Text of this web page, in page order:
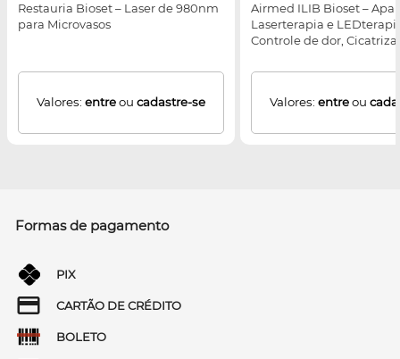
Restauria Bioset – Laser de 980nm
para Microvasos
Valores: entreou cadastre-se
Airmed ILIB Bioset –
Laserterapia e
Controle de dor,
Inflamatórias e
Valores: entreou
Formas de pagamento
PIX
CARTÃO DE CRÉDITO
BOLETO